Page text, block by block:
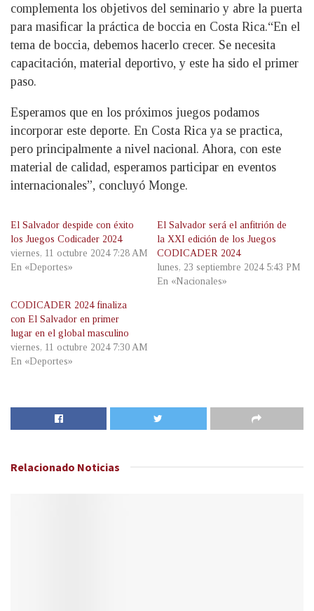
complementa los objetivos del seminario y abre la puerta
para masificar la práctica de boccia en Costa Rica.“En el
tema de boccia, debemos hacerlo crecer. Se necesita
capacitación, material deportivo, y este ha sido el primer
paso.
Esperamos que en los próximos juegos podamos
incorporar este deporte. En Costa Rica ya se practica,
pero principalmente a nivel nacional. Ahora, con este
material de calidad, esperamos participar en eventos
internacionales”, concluyó Monge.
El Salvador despide con éxito
los Juegos Codicader 2024
viernes, 11 octubre 2024 7:28 AM
En «Deportes»
El Salvador será el anfitrión de
la XXI edición de los Juegos
CODICADER 2024
lunes, 23 septiembre 2024 5:43 PM
En «Nacionales»
CODICADER 2024 finaliza
con El Salvador en primer
lugar en el global masculino
viernes, 11 octubre 2024 7:30 AM
En «Deportes»
Relacionado Noticias